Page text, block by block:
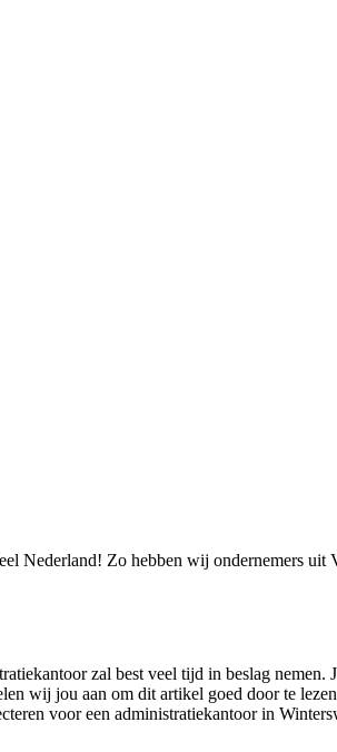
Nederland! Zo hebben wij ondernemers
zal best veel tijd in beslag nemen.
wij jou aan om dit artikel goed door te
voor een administratiekantoor in